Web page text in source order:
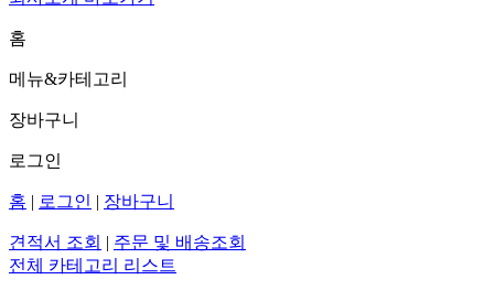
홈
메뉴&카테고리
장바구니
로그인
홈 | 로그인 | 장바구니
견적서 조회 | 주문 및 배송조회
전체 카테고리 리스트